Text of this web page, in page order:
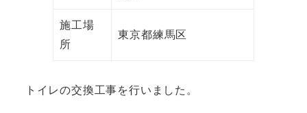
施工場
所
東京都練馬区
トイレの交換工事を行いました。